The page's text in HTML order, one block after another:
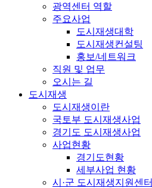
광역센터 역할
주요사업
도시재생대학
도시재생컨설팅
홍보/네트워크
직원 및 업무
오시는 길
도시재생
도시재생이란
국토부 도시재생사업
경기도 도시재생사업
사업현황
경기도현황
세부사업 현황
시·군 도시재생지원센터